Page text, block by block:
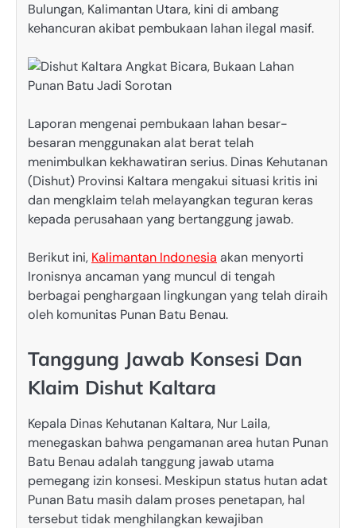
Bulungan, Kalimantan Utara, kini di ambang
kehancuran akibat pembukaan lahan ilegal masif.
Laporan mengenai pembukaan lahan besar-
besaran menggunakan alat berat telah
menimbulkan kekhawatiran serius. Dinas Kehutanan
(Dishut) Provinsi Kaltara mengakui situasi kritis ini
dan mengklaim telah melayangkan teguran keras
kepada perusahaan yang bertanggung jawab.
Berikut ini, Kalimantan Indonesia akan menyorti
Ironisnya ancaman yang muncul di tengah
berbagai penghargaan lingkungan yang telah diraih
oleh komunitas Punan Batu Benau.
Tanggung Jawab Konsesi Dan
Klaim Dishut Kaltara
Kepala Dinas Kehutanan Kaltara, Nur Laila,
menegaskan bahwa pengamanan area hutan Punan
Batu Benau adalah tanggung jawab utama
pemegang izin konsesi. Meskipun status hutan adat
Punan Batu masih dalam proses penetapan, hal
tersebut tidak menghilangkan kewajiban